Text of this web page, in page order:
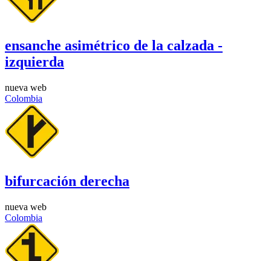
ensanche asimétrico de la calzada -
izquierda
nueva web
Colombia
bifurcación derecha
nueva web
Colombia